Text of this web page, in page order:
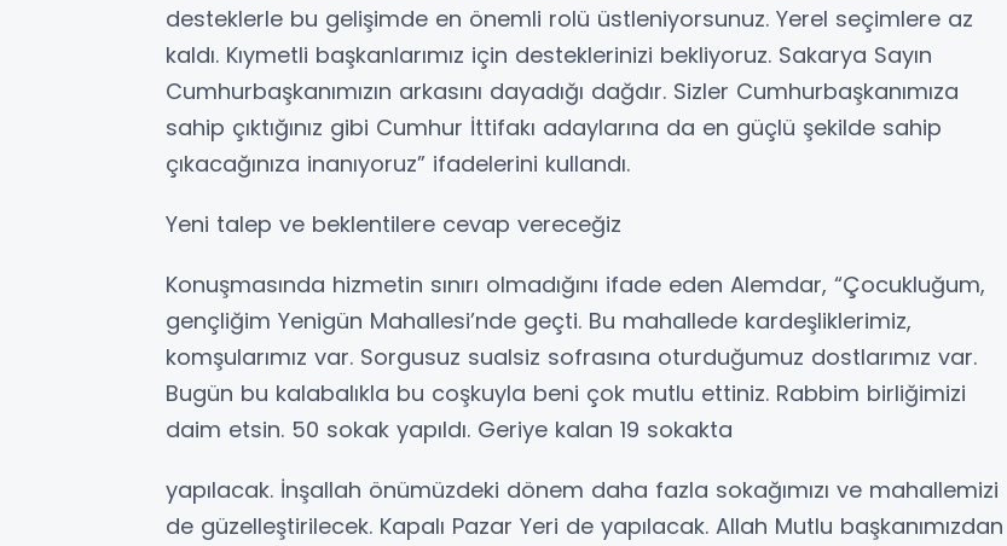
desteklerle bu gelişimde en önemli rolü üstleniyorsunuz. Yerel seçimlere az
kaldı. Kıymetli başkanlarımız için desteklerinizi bekliyoruz. Sakarya Sayın
Cumhurbaşkanımızın arkasını dayadığı dağdır. Sizler Cumhurbaşkanımıza
sahip çıktığınız gibi Cumhur İttifakı adaylarına da en güçlü şekilde sahip
çıkacağınıza inanıyoruz” ifadelerini kullandı.
Yeni talep ve beklentilere cevap vereceğiz
Konuşmasında hizmetin sınırı olmadığını ifade eden Alemdar, “Çocukluğum,
gençliğim Yenigün Mahallesi’nde geçti. Bu mahallede kardeşliklerimiz,
komşularımız var. Sorgusuz sualsiz sofrasına oturduğumuz dostlarımız var.
Bugün bu kalabalıkla bu coşkuyla beni çok mutlu ettiniz. Rabbim birliğimizi
daim etsin. 50 sokak yapıldı. Geriye kalan 19 sokakta
yapılacak. İnşallah önümüzdeki dönem daha fazla sokağımızı ve mahallemizi
de güzelleştirilecek. Kapalı Pazar Yeri de yapılacak. Allah Mutlu başkanımızdan